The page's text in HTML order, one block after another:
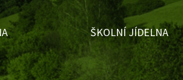
ŠKOLNÍ JÍDELNA